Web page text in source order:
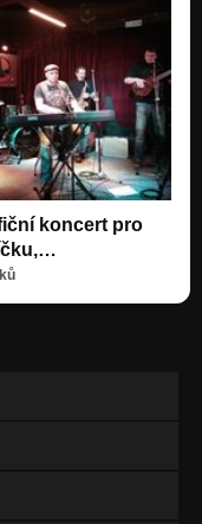
koncert pro